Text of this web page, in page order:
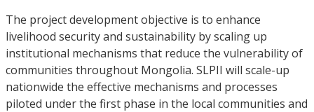
The project development objective is to enhance
livelihood security and sustainability by scaling up
institutional mechanisms that reduce the vulnerability of
communities throughout Mongolia. SLPII will scale-up
nationwide the effective mechanisms and processes
piloted under the first phase in the local communities and